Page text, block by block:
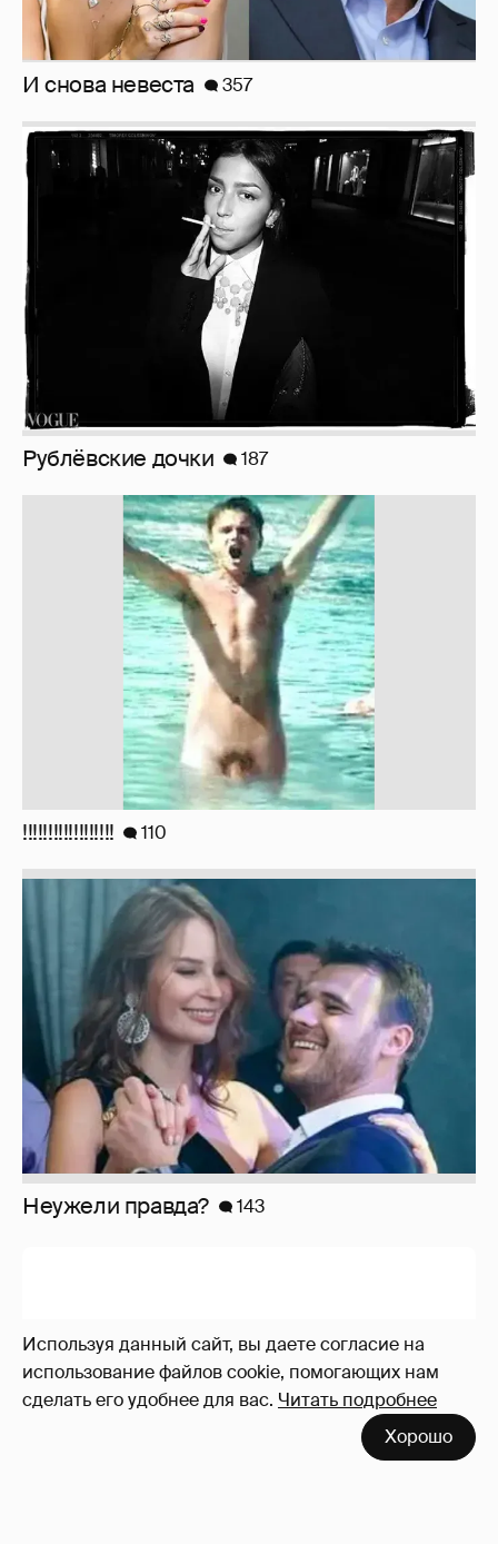
Используя данный сайт, вы даете согласие на
использование файлов cookie, помогающих нам
сделать его удобнее для вас. Читать подробнее
Хорошо
И снова невеста 357
Рублёвские дочки 187
!!!!!!!!!!!!!!!!!! 110
Неужели правда? 143